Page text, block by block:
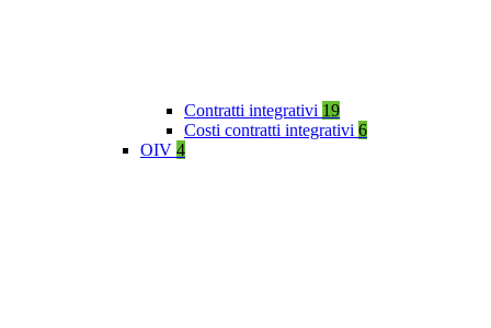
Contratti integrativi 19
Costi contratti integrativi 6
OIV 4